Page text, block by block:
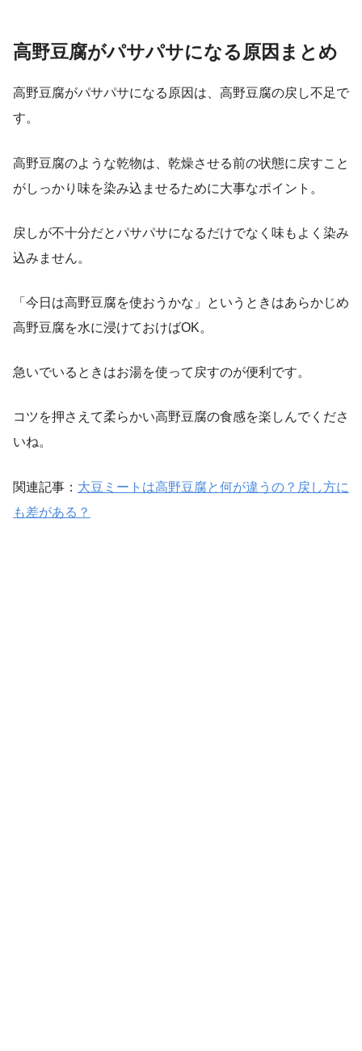
高野豆腐がパサパサになる原因まとめ
高野豆腐がパサパサになる原因は、高野豆腐の戻し不足で
す。
高野豆腐のような乾物は、乾燥させる前の状態に戻すこと
がしっかり味を染み込ませるために大事なポイント。
戻しが不十分だとパサパサになるだけでなく味もよく染み
込みません。
「今日は高野豆腐を使おうかな」というときはあらかじめ
高野豆腐を水に浸けておけばOK。
急いでいるときはお湯を使って戻すのが便利です。
コツを押さえて柔らかい高野豆腐の食感を楽しんでくださ
いね。
関連記事： 大豆ミートは高野豆腐と何が違うの？戻し方に
も差がある？